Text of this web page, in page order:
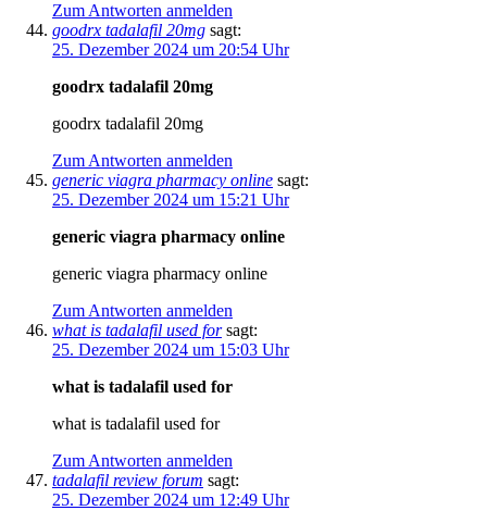
Zum Antworten anmelden
goodrx tadalafil 20mg sagt:
25. Dezember 2024 um 20:54 Uhr
goodrx tadalafil 20mg
goodrx tadalafil 20mg
Zum Antworten anmelden
generic viagra pharmacy online sagt:
25. Dezember 2024 um 15:21 Uhr
generic viagra pharmacy online
generic viagra pharmacy online
Zum Antworten anmelden
what is tadalafil used for sagt:
25. Dezember 2024 um 15:03 Uhr
what is tadalafil used for
what is tadalafil used for
Zum Antworten anmelden
tadalafil review forum sagt:
25. Dezember 2024 um 12:49 Uhr